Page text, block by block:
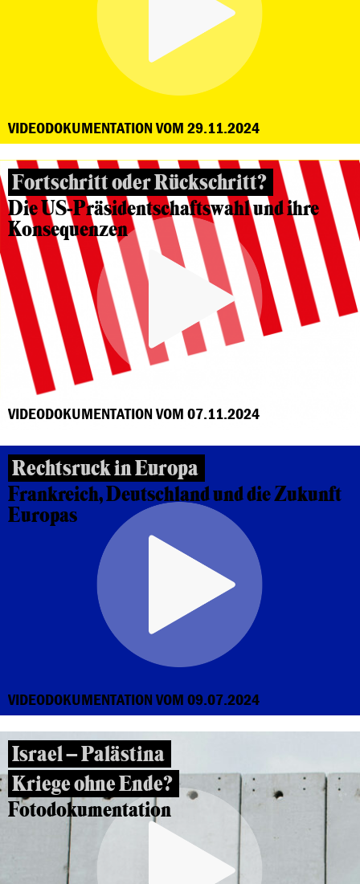
VIDEODOKUMENTATION VOM 29.11.2024
Fortschritt oder Rückschritt?
Die US-Präsidentschaftswahl und ihre
Konsequenzen
VIDEODOKUMENTATION VOM 07.11.2024
Rechtsruck in Europa
Frankreich, Deutschland und die Zukunft
Europas
VIDEODOKUMENTATION VOM 09.07.2024
Israel – Palästina
Kriege ohne Ende?
Fotodokumentation